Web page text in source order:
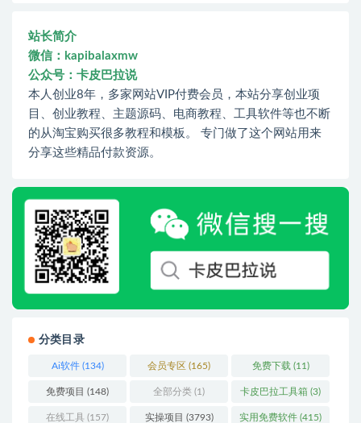
站长简介
微信：kapibalaxmw
公众号：卡皮巴拉说
本人创业8年，多家网站VIP付费会员，本站分享创业项
目、创业教程、主题源码、电商教程、工具软件等也不断
的从淘宝购买很多教程和模板。 专门做了这个网站用来
分享这些精品付款资源。
分类目录
Ai软件(134) 会员专区 (165) 免费下载(11)
免费项目 (148) 全部分类 (1) 卡皮巴拉工具箱 (3)
在线工具 (157) 实操项目 (3793) 实用免费软件 (415)